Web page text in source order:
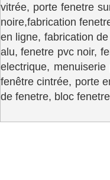
vitrée, porte fenetre
noire,fabrication
en ligne, fabrication
alu, fenetre pvc noir,
electrique,
fenêtre cintrée, porte
de fenetre, bloc